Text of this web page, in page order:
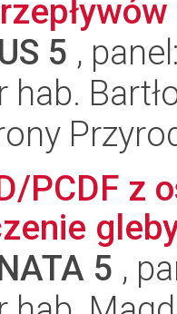
5 ,
hab.
PCDF z
5 ,